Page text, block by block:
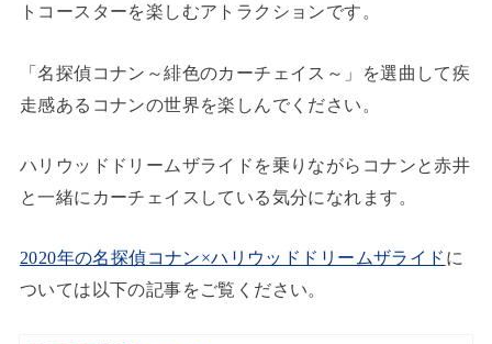
トコースターを楽しむアトラクションです。
「名探偵コナン～緋色のカーチェイス～」を選曲して疾
走感あるコナンの世界を楽しんでください。
ハリウッドドリームザライドを乗りながらコナンと赤井
と一緒にカーチェイスしている気分になれます。
2020年の名探偵コナン×ハリウッドドリームザライド に
ついては以下の記事をご覧ください。